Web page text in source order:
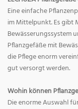
Eine einfache
im Mittelpunkt. Es gibt
Bewässerungssystem
Pflanzgefäße mit
die Pflege enorm
gut versorgt werden.
Wohin können
Die enorme Auswahl